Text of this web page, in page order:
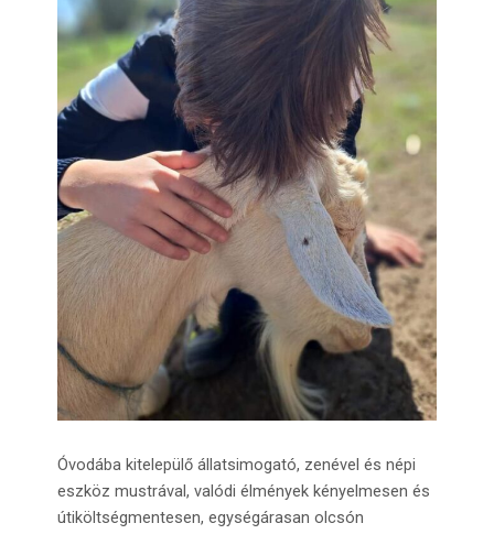
Óvodába kitelepülő állatsimogató, zenével és népi
eszköz mustrával, valódi élmények kényelmesen és
útiköltségmentesen, egységárasan olcsón